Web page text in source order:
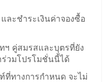
ละชำระเงินค่าจองซื้อ
ฯ คู่สมรสและบุตรที่ยัง
ร่วมโปรโมชั่นนี้ได้
ทางการกำหนด จะไม่